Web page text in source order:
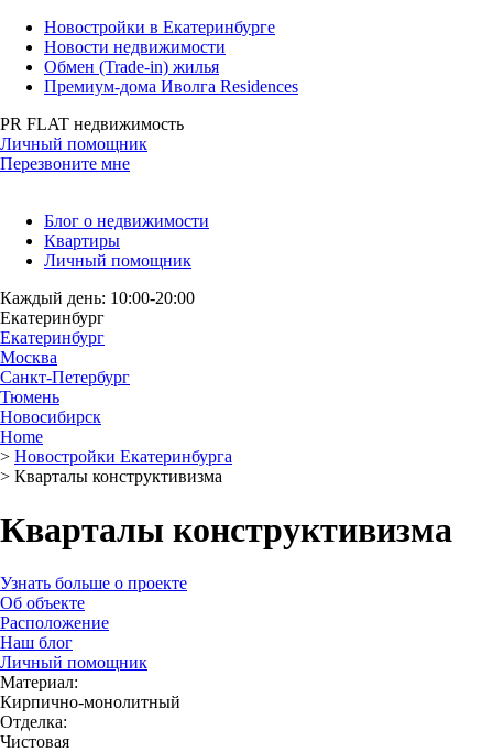
Новостройки в Екатеринбурге
Новости недвижимости
Обмен (Trade-in) жилья
Премиум-дома Иволга Residences
PR FLAT недвижимость
Личный помощник
Перезвоните мне
Блог о недвижимости
Квартиры
Личный помощник
Каждый день: 10:00-20:00
Екатеринбург
Екатеринбург
Москва
Санкт-Петербург
Тюмень
Новосибирск
Home
> Новостройки Екатеринбурга
> Кварталы конструктивизма
Кварталы конструктивизма
Узнать больше о проекте
Об объекте
Расположение
Наш блог
Личный помощник
Материал:
Кирпично-монолитный
Отделка:
Чистовая